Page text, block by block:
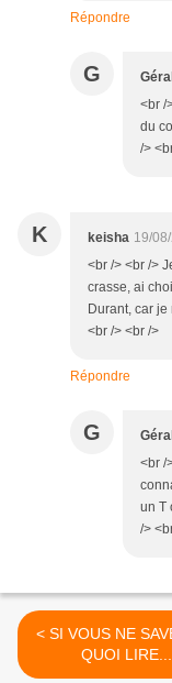
Répondre
G
<br /
du
/>
K keisha 19/
<br /> <br />
crasse, ai
Durant, car
<br /> <br />
Répondre
G
<br /
un T
/>
< SI VOUS NE SAVEZ PAS
QUOI LIRE....